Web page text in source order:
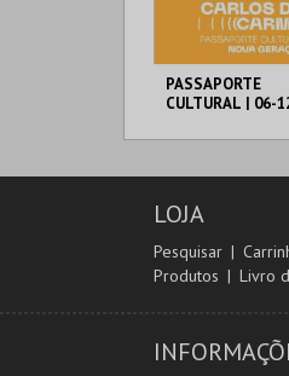
PASSAPORTE
CULTURAL | 06-
MUNICÍPIO DE
06-12 ANOS
COMPRAR
LOJA
Pesquisar
Produtos
Livro